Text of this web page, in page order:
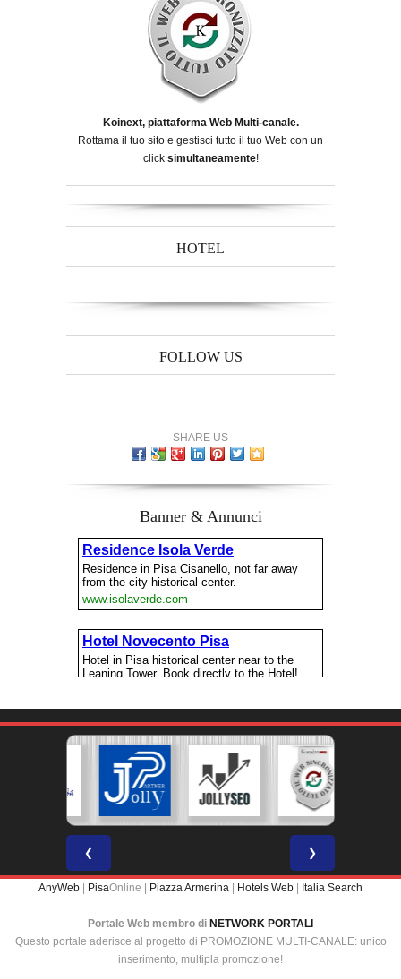
Koinext, piattaforma Web Multi-canale.
Rottama il tuo sito e gestisci tutto il tuo Web con un
click simultaneamente!
HOTEL
FOLLOW US
SHARE US
Banner & Annunci
❮ ❯
AnyWeb PisaOnline | Piazza Armerina Hotels Web Italia Search
Portale Web membro di NETWORK PORTALI
Questo portale aderisce al progetto di PROMOZIONE MULTI-CANALE: unico
inserimento, multipla promozione!